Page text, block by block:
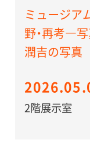
ミュージ
野・再考―
潤吉の写真
2階展示室